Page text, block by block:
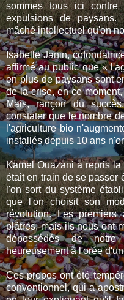
sommes tous ici contre
expulsions de
mâché intellectuel qu'on
Isabelle Janin,
affirmé au public que «
en plus de paysans sont
de la crise, en ce
Mais, rançon du
constater que le nombre
l'agriculture bio
installés depuis 10 ans
Kamel Ouazani a repris
était en train de se passer
l'on sort du système
que l'on choisit son
révolution. Les
plâtres, mais ils nous ont
dépossédés de notre
heureusement à l'orée
Ces propos ont été
conventionnel, qui a